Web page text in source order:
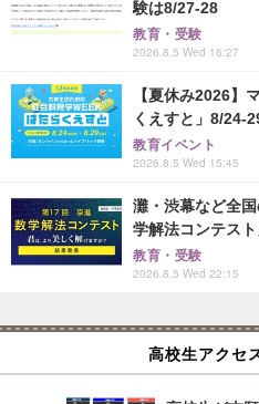
験は8/27-28
教育・受験
2026.8.5 Wed 16:27
【夏休み2026】
くえすと」8/24-
教育イベント
2026.8.5 Wed 15:45
灘・渋幕など全
学解法コンテス
教育・受験
2026.8.5 Wed 22:15
高校生アクセ